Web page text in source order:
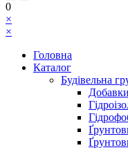
0
×
×
Головна
Каталог
Будівельна